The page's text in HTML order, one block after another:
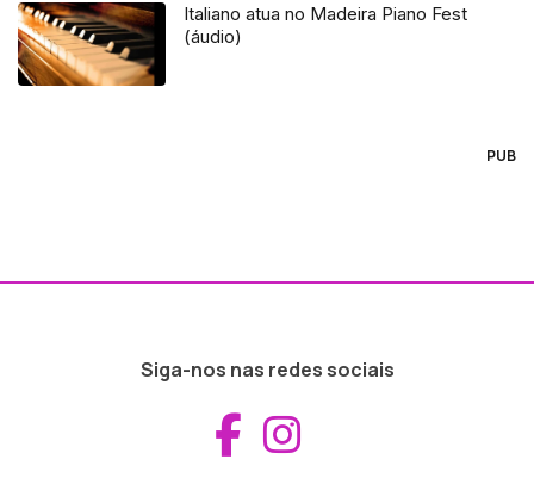
Italiano atua no Madeira Piano Fest
(áudio)
PUB
Siga-nos nas redes sociais
Aceder ao